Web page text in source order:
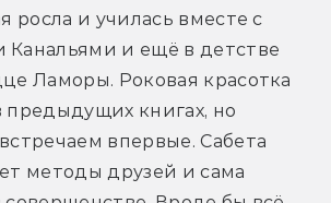
росла и училась вместе с
Канальями и ещё в детстве
Ламоры. Роковая красотка
предыдущих книгах, но
впервые. Сабета
методы друзей и сама